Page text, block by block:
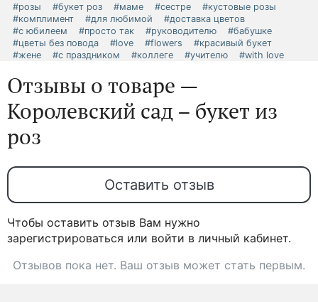
#розы #букет роз #маме #сестре
#кустовые розы
#комплимент
#для любимой
#доставка цветов
#с юбилеем
#просто так #руководителю
#бабушке
#цветы без повода
#love #flowers
#красивый букет
#жене
#с праздником #коллеге #учителю #with love
Отзывы о товаре —
Королевский сад – букет из
роз
Оставить отзыв
Чтобы оставить отзыв Вам нужно
зарегистрироваться или войти в личный кабинет.
Отзывов пока нет. Ваш отзыв может стать первым.